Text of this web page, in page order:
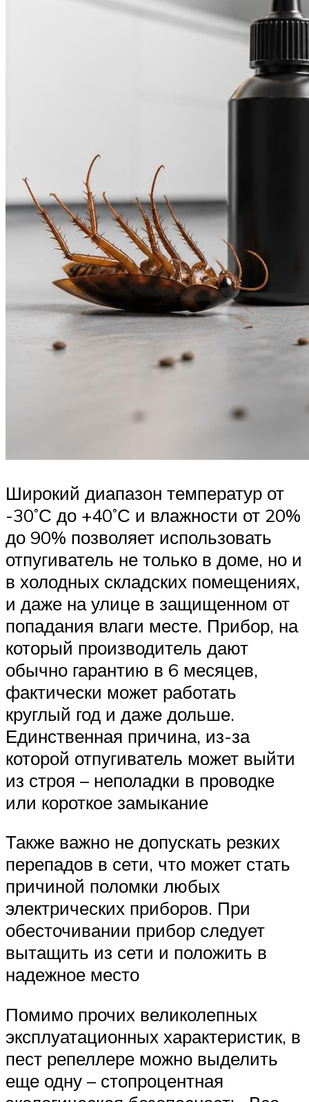
Широкий диапазон температур от
-30˚С до +40˚С и влажности от 20%
до 90% позволяет использовать
отпугиватель не только в доме, но и
в холодных складских помещениях,
и даже на улице в защищенном от
попадания влаги месте. Прибор, на
который производитель дают
обычно гарантию в 6 месяцев,
фактически может работать
круглый год и даже дольше.
Единственная причина, из-за
которой отпугиватель может выйти
из строя – неполадки в проводке
или короткое замыкание
Также важно не допускать резких
перепадов в сети, что может стать
причиной поломки любых
электрических приборов. При
обесточивании прибор следует
вытащить из сети и положить в
надежное место
Помимо прочих великолепных
эксплуатационных характеристик, в
пест репеллере можно выделить
еще одну – стопроцентная